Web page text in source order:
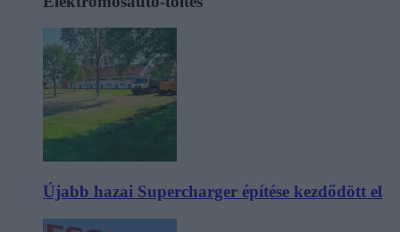
Újabb hazai Supercharger építése kezdődött el